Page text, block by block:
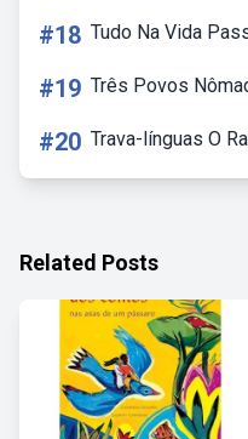
#18 Tudo Na Vida
#19 Três Povos
#20 Trava-línguas O
Related Posts